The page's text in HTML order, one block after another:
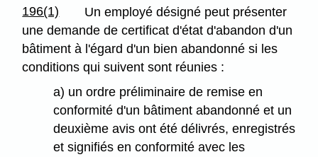
196(1)
Un employé désigné peut présenter
une demande de certificat d'état d'abandon d'un
bâtiment à l'égard d'un bien abandonné si les
conditions qui suivent sont réunies :
a) un ordre préliminaire de remise en
conformité d'un bâtiment abandonné et un
deuxième avis ont été délivrés, enregistrés
et signifiés en conformité avec les